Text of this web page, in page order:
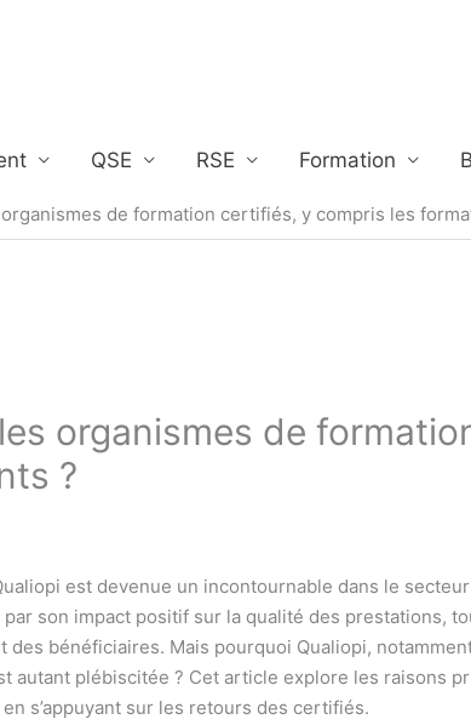
QSE RSE Formation
de formation certifiés, y compris les
organismes de
?
est devenue un incontournable dans le
son impact positif sur la qualité des prestations,
des bénéficiaires. Mais pourquoi Qualiopi,
autant plébiscitée ? Cet article explore les raisons
s’appuyant sur les retours des certifiés.